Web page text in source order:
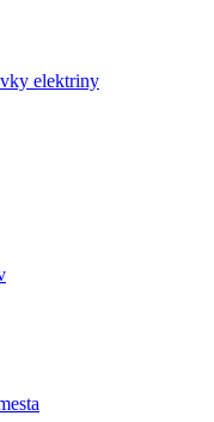
elektriny